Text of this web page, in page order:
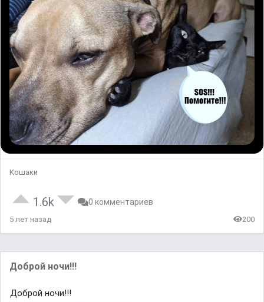
Кошаки
1.6k 0 комментариев
5 лет назад 200
Доброй ночи!!!
Доброй ночи!!!